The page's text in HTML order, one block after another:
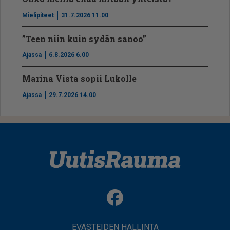
Mielipiteet 31.7.2026 11.00
”Teen niin kuin sydän sanoo”
Ajassa 6.8.2026 6.00
Marina Vista sopii Lukolle
Ajassa 29.7.2026 14.00
EVÄSTEIDEN HALLINTA